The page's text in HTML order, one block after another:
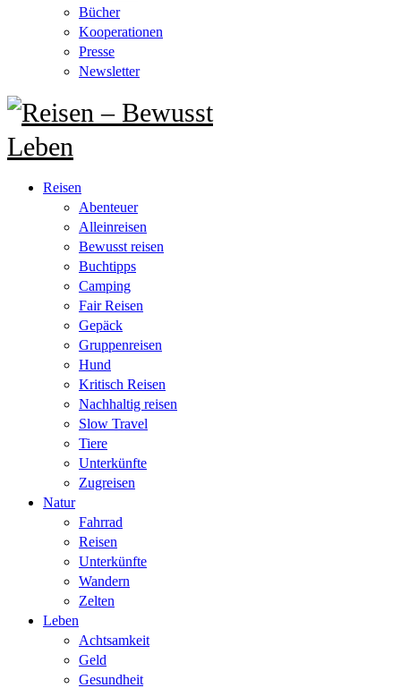
Bücher
Kooperationen
Presse
Newsletter
Reisen
Abenteuer
Alleinreisen
Bewusst reisen
Buchtipps
Camping
Fair Reisen
Gepäck
Gruppenreisen
Hund
Kritisch Reisen
Nachhaltig reisen
Slow Travel
Tiere
Unterkünfte
Zugreisen
Natur
Fahrrad
Reisen
Unterkünfte
Wandern
Zelten
Leben
Achtsamkeit
Geld
Gesundheit